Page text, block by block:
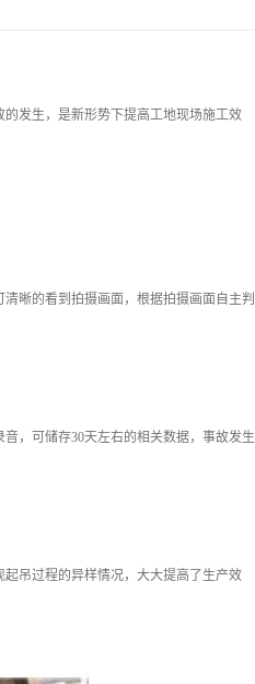
发生，是新形势下提高工地现场施工效
晰的看到拍摄画面，根据拍摄画面自主判
，可储存30天左右的相关数据，事故发生
吊过程的异样情况，大大提高了生产效